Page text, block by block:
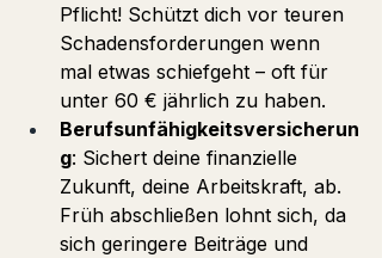
Pflicht! Schützt dich vor teuren
Schadensforderungen wenn
mal etwas schiefgeht – oft für
unter 60 € jährlich zu haben.
Berufsunfähigkeitsversicherun
g: Sichert deine finanzielle
Zukunft, deine Arbeitskraft, ab.
Früh abschließen lohnt sich, da
sich geringere Beiträge und